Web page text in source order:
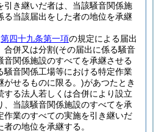
引き継いだ者は、当該騒音関係施
る当該届出をした者の地位を承継
第四十九条第一項の規定による届出
合併又は分割(その届出に係る騒音
音関係施設のすべてを承継させる
騒音関係工場等における特定作業
がせるものに限る。)があつたとき
する法人若しくは合併により設立
、当該騒音関係施設のすべてを承
作業のすべての実施を引き継いだ
の地位を承継する。